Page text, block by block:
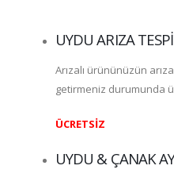
UYDU ARIZA
Arızalı ürününüzün
getirmeniz durumunda
ÜCRETSİZ
UYDU & ÇANAK